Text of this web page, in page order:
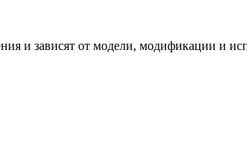
и зависят от модели, модификации и